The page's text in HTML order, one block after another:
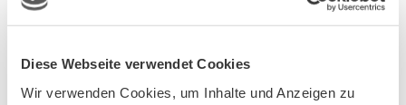
Diese Webseite verwendet Cookies
Wir verwenden Cookies, um Inhalte und Anzeigen zu